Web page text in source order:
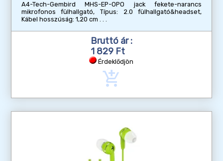
A4-Tech-Gembird MHS-EP-OPO jack fekete-narancs
mikrofonos fülhallgató, Típus: 2.0 fülhallgató&headset,
Kábel hosszúság: 1,20 cm
Bruttó ár :
1 829 Ft
Érdeklődjön
add_shopping_cart